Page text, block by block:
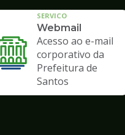
SERVICO
Webmail
Acesso ao e-mail
corporativo da
Prefeitura de
Santos